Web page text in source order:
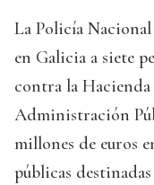
La Policía
en Galicia a siete
contra la
Administración
millones de euros
públicas